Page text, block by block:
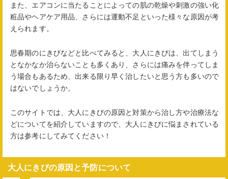
また、エアコンに当たることによっての肌の乾燥や刺激の強い化
粧品やヘアケア用品、さらには運動不足といった様々な原因が考
えられます。
思春期のにきびなどと比べてみると、大人にきびは、出てしまう
となかなか治らないことも多くあり、さらには痛みを伴ってしま
う場合もあるため、出来る限り早く治したいと思う方も多いので
はないでしょうか。
このサイトでは、大人にきびの原因と対策から治し方や治療法な
どについてを紹介していますので、大人にきびに悩まされている
方は参考にしてみてください！
大人にきびの原因と予防について